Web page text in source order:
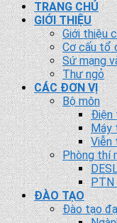
TRANG CHỦ
GIỚI THIỆU
Giới thiệu
Cơ cấu tổ
Sứ mạng
Thư ngỏ
CÁC ĐƠN VỊ
Bộ môn
Điện
Máy
Viễn
Phòng thí
PTN
ĐÀO TẠO
Đào tạo